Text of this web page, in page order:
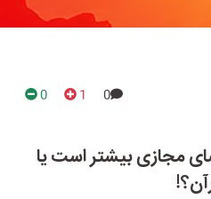
0
1
0
مجازی بیشتر است یا